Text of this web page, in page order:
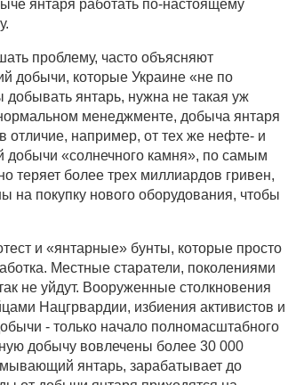
янтаря работать по-настоящему
проблему, часто объясняют
добычи, которые Украине «не по
янтарь, нужна не такая уж
менеджменте, добыча янтаря
отличие, например, от тех же нефте- и
добычи «солнечного камня», по самым
теряет более трех миллиардов гривен,
на покупку нового оборудования, чтобы
и «янтарные» бунты, которые просто
Местные старатели, поколениями
не уйдут. Вооруженные столкновения
Нацгрвардии, избиения активистов и
- только начало полномасштабного
добычу вовлечены более 30 000
янтарь, зарабатывает до